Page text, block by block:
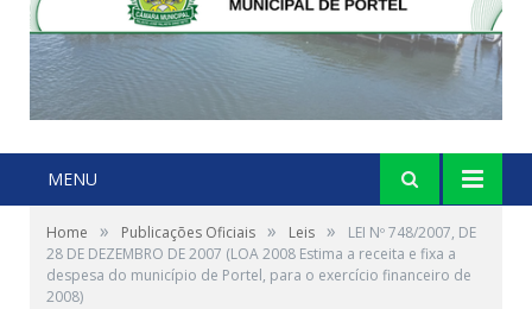
MENU
Home » Publicações Oficiais » Leis »
LEI Nº 748/2007, DE
28 DE DEZEMBRO DE 2007 (LOA 2008 Estima a receita e fixa a
despesa do município de Portel, para o exercício financeiro de
2008)